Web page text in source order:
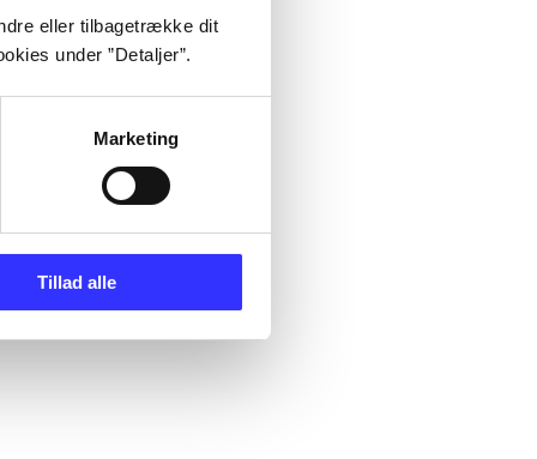
eller tilbagetrække dit
under ”Detaljer”.
Marketing
Tillad alle